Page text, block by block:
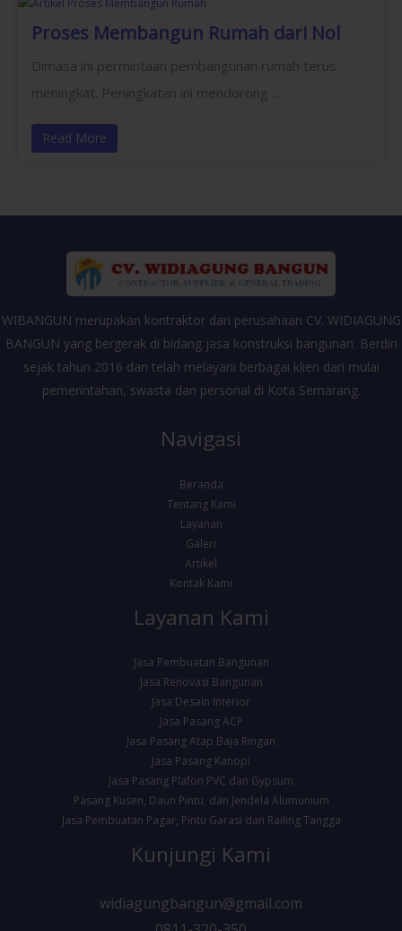
Proses Membangun Rumah dari Nol
Dimasa ini permintaan pembangunan rumah terus
meningkat. Peningkatan ini mendorong ...
Read More
WIBANGUN merupakan kontraktor dari perusahaan CV. WIDIAGUNG
BANGUN yang bergerak di bidang jasa konstruksi bangunan. Berdiri
sejak tahun 2016 dan telah melayani berbagai klien dari mulai
pemerintahan, swasta dan personal di Kota Semarang.
Navigasi
Beranda
Tentang Kami
Layanan
Galeri
Artikel
Kontak Kami
Layanan Kami
Jasa Pembuatan Bangunan
Jasa Renovasi Bangunan
Jasa Desain Interior
Jasa Pasang ACP
Jasa Pasang Atap Baja Ringan
Jasa Pasang Kanopi
Jasa Pasang Plafon PVC dan Gypsum
Pasang Kusen, Daun Pintu, dan Jendela Alumunium
Jasa Pembuatan Pagar, Pintu Garasi dan Railing Tangga
Kunjungi Kami
widiagungbangun@gmail.com